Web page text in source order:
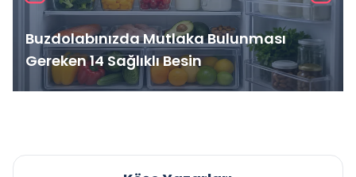
Buzdolabınızda Mutlaka Bulunması
Gereken 14 Sağlıklı Besin